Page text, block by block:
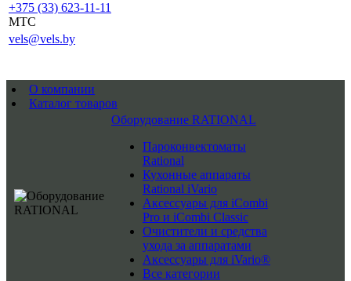
+375 (33) 623-11-11
MTC
vels@vels.by
О компании
Каталог товаров
Оборудование RATIONAL
Пароконвектоматы
Rational
Кухонные аппараты
Rational iVario
Аксессуары для iCombi
Pro и iCombi Classic
Очистители и средства
ухода за аппаратами
Аксессуары для iVario®
Все категории